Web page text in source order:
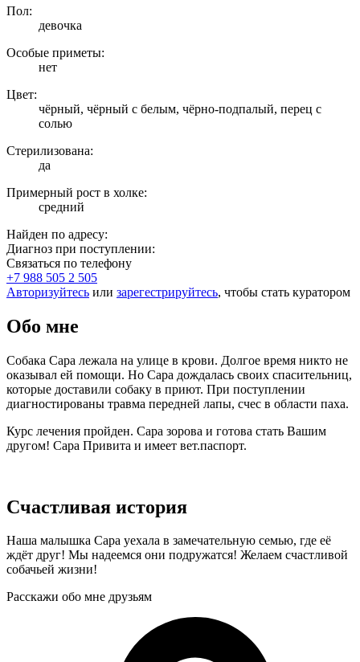
Пол:
девочка
Особые приметы:
нет
Цвет:
чёрный, чёрный с белым, чёрно-подпалый, перец с
солью
Стерилизована:
да
Примерный рост в холке:
средний
Найден по адресу:
Диагноз при поступлении:
Связаться по телефону
+7 988 505 2 505
Авторизуйтесь или зарегестрируйтесь, чтобы стать куратором
Обо мне
Собака Сара лежала на улице в крови. Долгое время никто не
оказывал ей помощи. Но Сара дождалась своих спасительниц,
которые доставили собаку в приют. При поступлении
диагностированы травма передней лапы, счес в области паха.
Курс лечения пройден. Сара зорова и готова стать Вашим
другом! Сара Привита и имеет вет.паспорт.
Счастливая история
Наша малышка Сара уехала в замечательную семью, где её
ждёт друг! Мы надеемся они подружатся! Желаем счастливой
собачьей жизни!
Расскажи обо мне друзьям